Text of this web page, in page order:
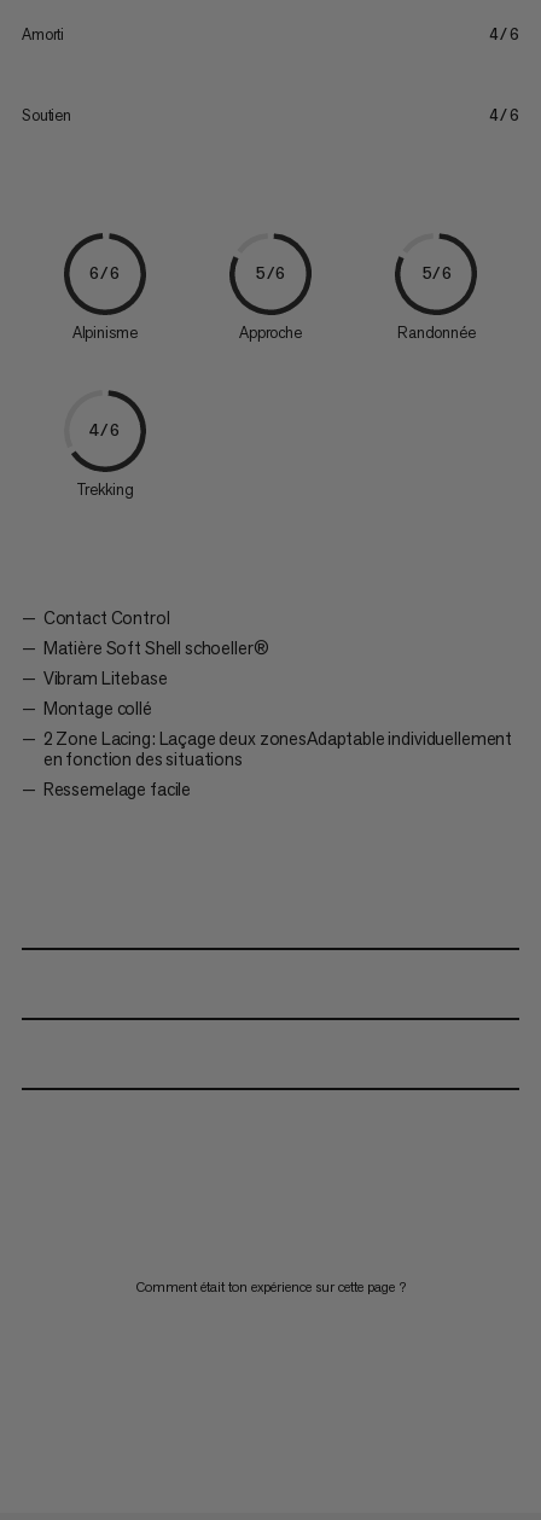
Amorti 4/6
Soutien 4/6
6/6
Alpinisme
5/6
Approche
5/6
Randonnée
4/6
Trekking
Contact Control
Matière Soft Shell schoeller®
Vibram Litebase
Montage collé
2 Zone Lacing: Laçage deux zonesAdaptable individuellement
en fonction des situations
Ressemelage facile
Comment était ton expérience sur cette page ?